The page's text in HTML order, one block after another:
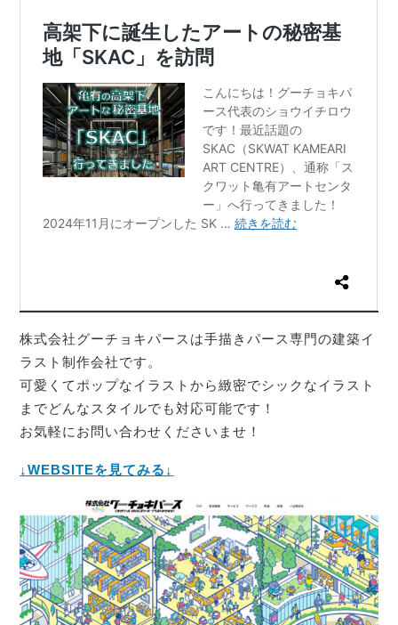
株式会社グーチョキパースは手描きパース専門の建築イ
ラスト制作会社です。
可愛くてポップなイラストから緻密でシックなイラスト
までどんなスタイルでも対応可能です！
お気軽にお問い合わせくださいませ！
↓WEBSITEを見てみる↓